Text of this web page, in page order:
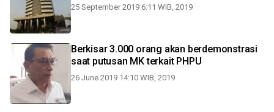
25 September 2019 6:11 WIB, 2019
Berkisar 3.000 orang akan berdemonstrasi
saat putusan MK terkait PHPU
26 June 2019 14:10 WIB, 2019